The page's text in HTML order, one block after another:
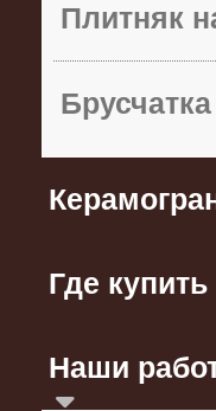
Плитняк
Брусчатка
Где купить
Наши